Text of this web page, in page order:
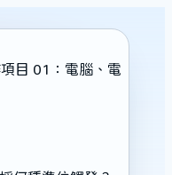
目 01：電腦、電